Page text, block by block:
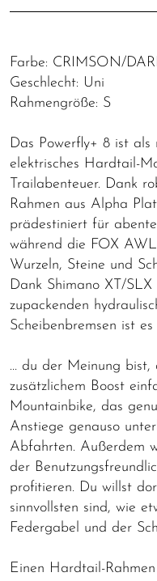
Farbe: CRIMSON/
Geschlecht: Uni
Rahmengröße: S
Das Powerfly+ 8 ist als
elektrisches Hardtail-
Trailabenteuer. Dank
Rahmen aus Alpha
prädestiniert für
während die FOX
Wurzeln, Steine und
Dank Shimano XT/
zupackenden
Scheibenbremsen ist
… du der Meinung bist,
zusätzlichem Boost
Mountainbike, das
Anstiege genauso
Abfahrten. Außerdem
der
profitieren. Du willst
sinnvollsten sind, wie
Federgabel und der
Einen Hardtail-